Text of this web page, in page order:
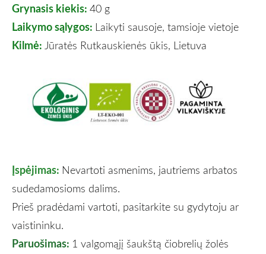
Grynasis kiekis: 40 g
Laikymo sąlygos: Laikyti sausoje, tamsioje vietoje
Kilmė: Jūratės Rutkauskienės ūkis, Lietuva
Įspėjimas: Nevartoti asmenims, jautriems arbatos
sudedamosioms dalims.
Prieš pradėdami vartoti, pasitarkite su gydytoju ar
vaistininku.
Paruošimas: 1 valgomąjį šaukštą čiobrelių žolės